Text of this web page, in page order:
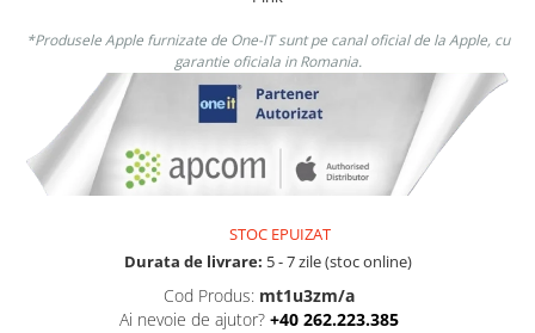
Periferice PC
Camere Web
Adaptoare
Boxe
Mouse
*Produsele Apple furnizate de One-IT sunt pe canal oficial de la Apple, cu
garantie oficiala in Romania.
STOC EPUIZAT
Durata de livrare: 5 - 7 zile (stoc online)
Cod Produs: mt1u3zm/a
Ai nevoie de ajutor? +40 262.223.385